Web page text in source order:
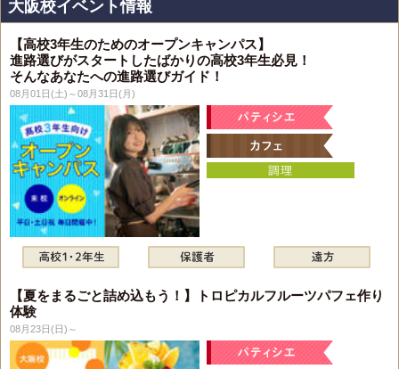
大阪校イベント情報
【高校3年生のためのオープンキャンパス】
進路選びがスタートしたばかりの高校3年生必見！
そんなあなたへの進路選びガイド！
08月01日(土)～08月31日(月)
【夏をまるごと詰め込もう！】トロピカルフルーツパフェ作り
体験
08月23日(日)～